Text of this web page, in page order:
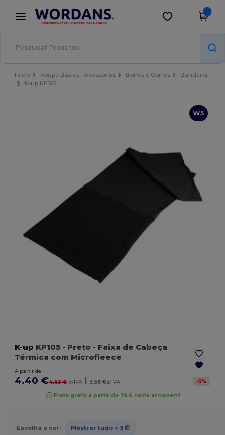
× App Wordans
Melhores preços na app!
Obter app
Início Roupa Básica | Acessórios Bonés e Gorros
Bandana
K-up KP105
W5
K-up KP105 - Preto - Faixa de Cabeça
Térmica com Microfleece
A partir de
4.40 €4.63 € c/IVA | 3.58 €s/IVA -5%
Frete grátis a partir de 79 € neste armazém!
Escolha a cor: Mostrar tudo + 3